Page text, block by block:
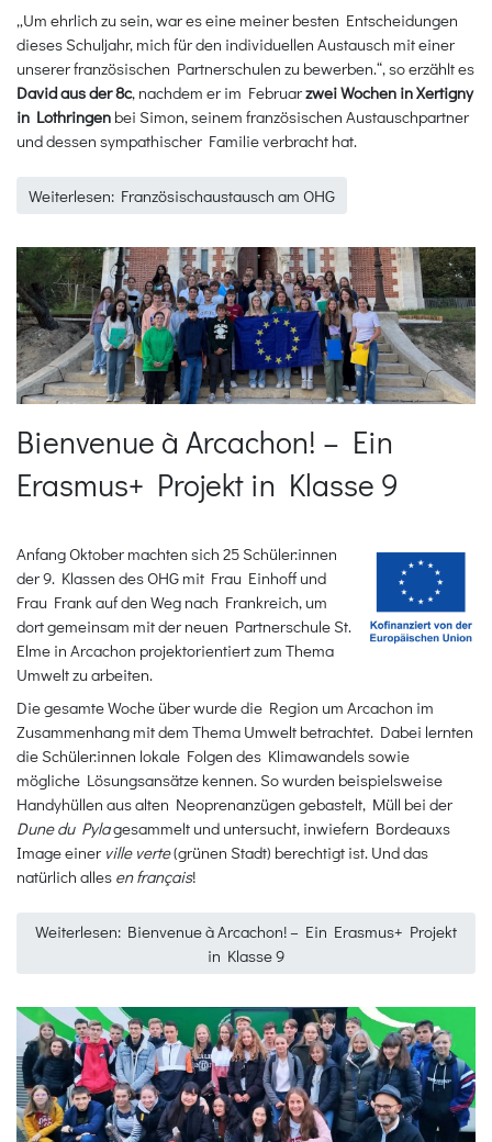
„Um ehrlich zu sein, war es eine meiner besten Entscheidungen
dieses Schuljahr, mich für den individuellen Austausch mit einer
unserer französischen Partnerschulen zu bewerben.“, so erzählt es
David aus der 8c, nachdem er im Februarzwei Wochen in Xertigny
in Lothringen bei Simon, seinem französischen Austauschpartner
und dessen sympathischer Familie verbracht hat.
Weiterlesen: Französischaustausch am OHG
Bienvenue à Arcachon! – Ein
Erasmus+ Projekt in Klasse 9
Anfang Oktober machten sich 25 Schüler:innen
der 9. Klassen des OHG mit Frau Einhoff und
Frau Frank auf den Weg nach Frankreich, um
dort gemeinsam mit der neuen Partnerschule St.
Elme in Arcachon projektorientiert zum Thema
Umwelt zu arbeiten.
Die gesamte Woche über wurde die Region um Arcachon im
Zusammenhang mit dem Thema Umwelt betrachtet. Dabei lernten
die Schüler:innen lokale Folgen des Klimawandels sowie
mögliche Lösungsansätze kennen. So wurden beispielsweise
Handyhüllen aus alten Neoprenanzügen gebastelt, Müll bei der
Dune du Pylagesammelt und untersucht, inwiefern Bordeauxs
Image einer ville verte(grünen Stadt) berechtigt ist. Und das
natürlich alles en français!
Weiterlesen: Bienvenue à Arcachon! – Ein Erasmus+ Projekt
in Klasse 9